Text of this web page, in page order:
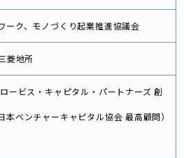
ーク、モノづくり起業推進協議会
菱地所
ービス・キャピタル・パートナーズ 創
本ベンチャーキャピタル協会 最高顧問）